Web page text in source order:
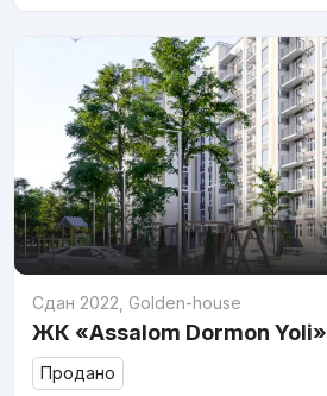
Сдан 2022 Golden-house
ЖК «Assalom Dormon Yoli»
Продано